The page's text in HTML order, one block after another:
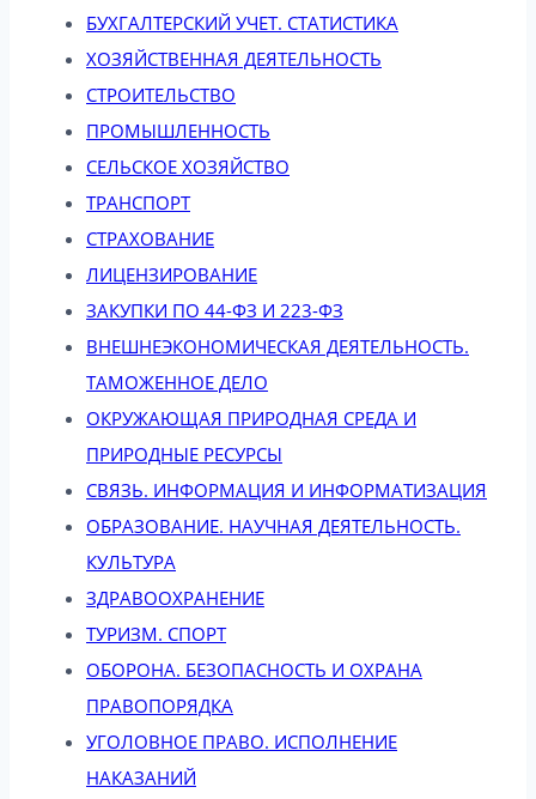
БУХГАЛТЕРСКИЙ УЧЕТ. СТАТИСТИКА
ХОЗЯЙСТВЕННАЯ ДЕЯТЕЛЬНОСТЬ
СТРОИТЕЛЬСТВО
ПРОМЫШЛЕННОСТЬ
СЕЛЬСКОЕ ХОЗЯЙСТВО
ТРАНСПОРТ
СТРАХОВАНИЕ
ЛИЦЕНЗИРОВАНИЕ
ЗАКУПКИ ПО 44-ФЗ И 223-ФЗ
ВНЕШНЕЭКОНОМИЧЕСКАЯ ДЕЯТЕЛЬНОСТЬ.
ТАМОЖЕННОЕ ДЕЛО
ОКРУЖАЮЩАЯ ПРИРОДНАЯ СРЕДА И
ПРИРОДНЫЕ РЕСУРСЫ
СВЯЗЬ. ИНФОРМАЦИЯ И ИНФОРМАТИЗАЦИЯ
ОБРАЗОВАНИЕ. НАУЧНАЯ ДЕЯТЕЛЬНОСТЬ.
КУЛЬТУРА
ЗДРАВООХРАНЕНИЕ
ТУРИЗМ. СПОРТ
ОБОРОНА. БЕЗОПАСНОСТЬ И ОХРАНА
ПРАВОПОРЯДКА
УГОЛОВНОЕ ПРАВО. ИСПОЛНЕНИЕ
НАКАЗАНИЙ